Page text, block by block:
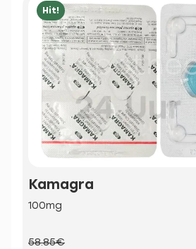
Hit!
Kamagra
100mg
58.85€